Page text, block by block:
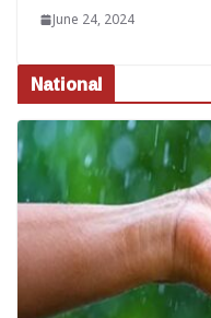
June 24, 2024
National